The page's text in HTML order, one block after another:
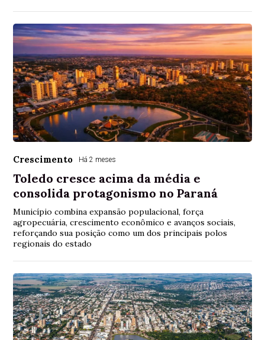
Crescimento Há 2 meses
Toledo cresce acima da média e
consolida protagonismo no Paraná
Município combina expansão populacional, força
agropecuária, crescimento econômico e avanços sociais,
reforçando sua posição como um dos principais polos
regionais do estado